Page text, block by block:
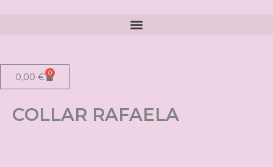
0,00 € 0
Carrito
COLLAR RAFAELA